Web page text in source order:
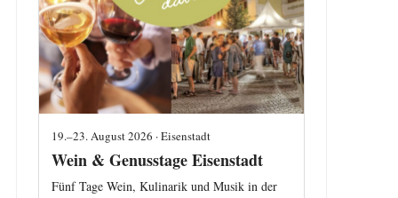
19.–23. August 2026 · Eisenstadt
Wein & Genusstage Eisenstadt
Fünf Tage Wein, Kulinarik und Musik in der